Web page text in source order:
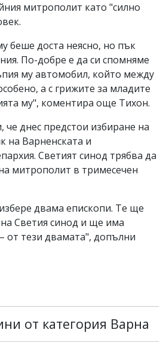
митрополит като "силно
беше доста неясно, но пък
По-добре е да си спомняме
му автомобил, който между
а с грижите за младите
му", коментира още Тихон.
днес предстои избиране на
на Варненската и
Светият синод трябва да
митрополит в тримесечен
двама епископи. Те ще
Светия синод и ще има
от тези двамата", допълни
от категория Варна